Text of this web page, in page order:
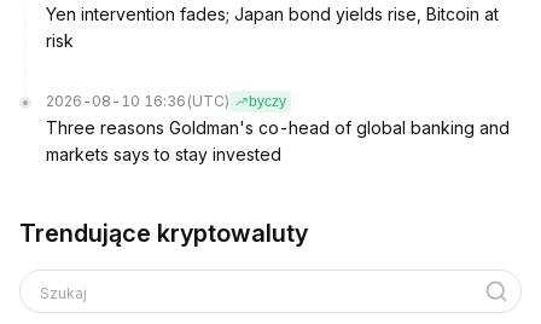
Yen intervention fades; Japan bond yields rise, Bitcoin at
risk
2026-08-10 16:36 (UTC) byczy
Three reasons Goldman's co-head of global banking and
markets says to stay invested
Trendujące kryptowaluty
Szukaj